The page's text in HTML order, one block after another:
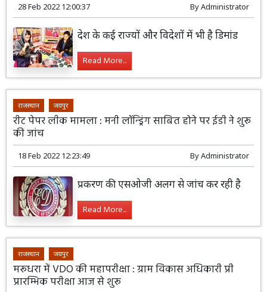
28 Feb 2022 12:00:37 ByAdministrator
देश के कई राज्यों और विदेशों में भी है डिमांड
Read More...
राजस्थान जयपुर
रीट पेपर लीक मामला : मनी लॉन्ड्रिंग साबित होने पर ईडी ने शुरू
की जांच
18 Feb 2022 12:23:49 ByAdministrator
प्रकरण की एसओजी अलग से जांच कर रही है
Read More...
राजस्थान जयपुर
मरूधरा में VDO की महापरीक्षा : ग्राम विकास अधिकारी प्री
प्रारम्भिक परीक्षा आज से शुरू